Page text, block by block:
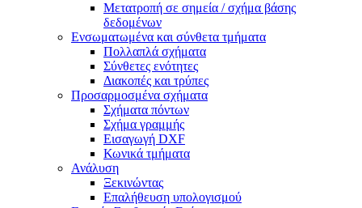
Μετατροπή σε σημεία / σχήμα βάσης
δεδομένων
Ενσωματωμένα και σύνθετα τμήματα
Πολλαπλά σχήματα
Σύνθετες ενότητες
Διακοπές και τρύπες
Προσαρμοσμένα σχήματα
Σχήματα πόντων
Σχήμα γραμμής
Εισαγωγή DXF
Κωνικά τμήματα
Ανάλυση
Ξεκινώντας
Επαλήθευση υπολογισμού